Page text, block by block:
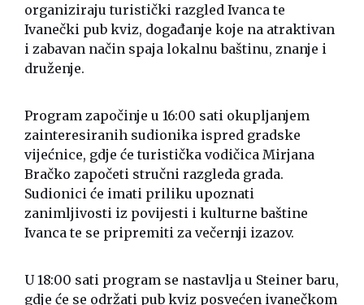
organiziraju turistički razgled Ivanca te
Ivanečki pub kviz, događanje koje na atraktivan
i zabavan način spaja lokalnu baštinu, znanje i
druženje.
Program započinje u 16:00 sati okupljanjem
zainteresiranih sudionika ispred gradske
vijećnice, gdje će turistička vodičica Mirjana
Bračko započeti stručni razgleda grada.
Sudionici će imati priliku upoznati
zanimljivosti iz povijesti i kulturne baštine
Ivanca te se pripremiti za večernji izazov.
U 18:00 sati program se nastavlja u Steiner baru,
gdje će se održati pub kviz posvećen ivanečkom